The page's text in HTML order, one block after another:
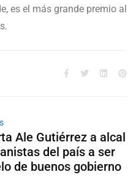
es el más grande premio al
Ale Gutiérrez a alcal
del país a ser
de buenos gobierno